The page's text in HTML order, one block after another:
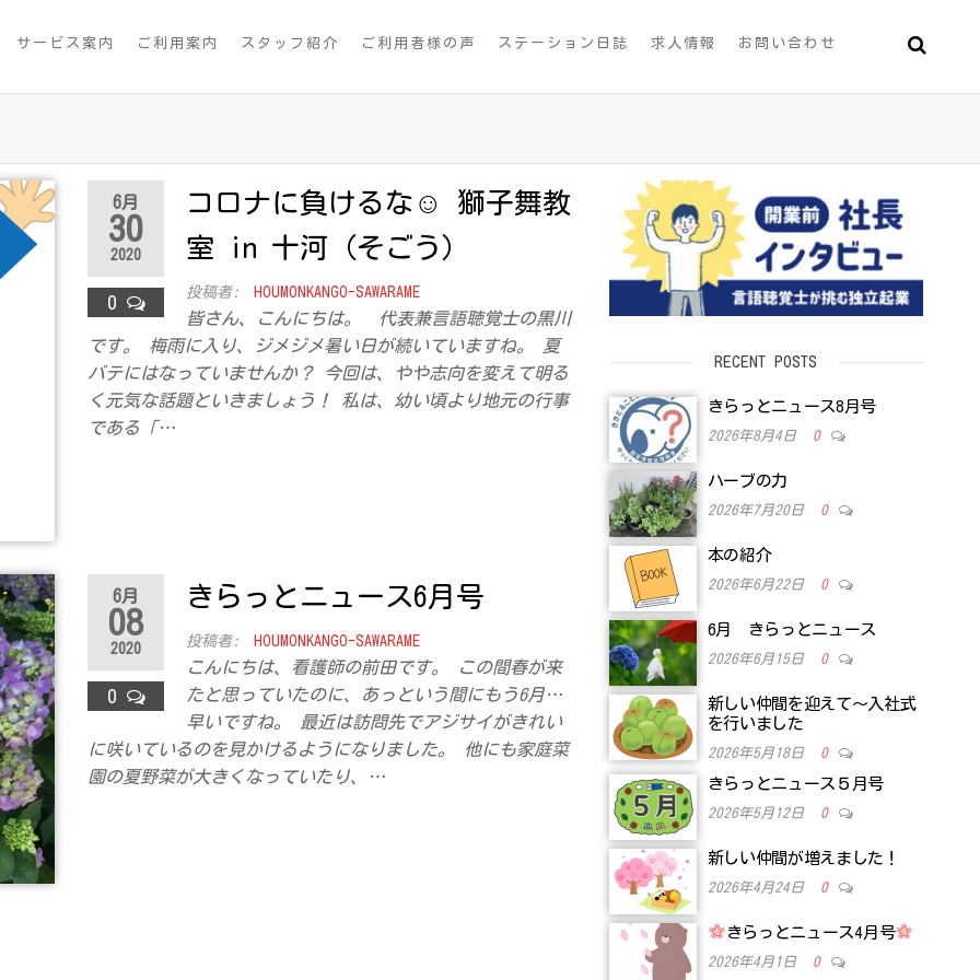
サービス案内 ご利用案内 スタッフ紹介 ご利用者様の声 ステーション日誌 求人情報 お問い合わせ
6月
30
2020
0
コロナに負けるな☺ 獅子舞教
室 in 十河（そごう）
投稿者: HOUMONKANGO-SAWARAME
皆さん、こんにちは。 代表兼言語聴覚士の黒川
です。 梅雨に入り、ジメジメ暑い日が続いていますね。 夏
バテにはなっていませんか？ 今回は、やや志向を変えて明る
く元気な話題といきましょう！ 私は、幼い頃より地元の行事
である「…
6月
08
2020
0
きらっとニュース6月号
投稿者: HOUMONKANGO-SAWARAME
こんにちは、看護師の前田です。 この間春が来
たと思っていたのに、あっという間にもう6月…
早いですね。 最近は訪問先でアジサイがきれい
に咲いているのを見かけるようになりました。 他にも家庭菜
園の夏野菜が大きくなっていたり、…
RECENT POSTS
きらっとニュース8月号
2026年8月4日 0
ハーブの力
2026年7月20日 0
本の紹介
2026年6月22日 0
6月 きらっとニュース
2026年6月15日 0
新しい仲間を迎えて～入社式
を行いました
2026年5月18日 0
きらっとニュース５月号
2026年5月12日 0
新しい仲間が増えました！
2026年4月24日 0
きらっとニュース4月号
2026年4月1日 0